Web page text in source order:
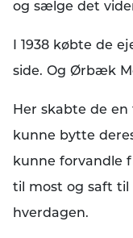
og sælge det
I 1938 købte de
side. Og Ørbæk
Her skabte de
kunne bytte
kunne forvandle
til most og saft til
hverdagen.